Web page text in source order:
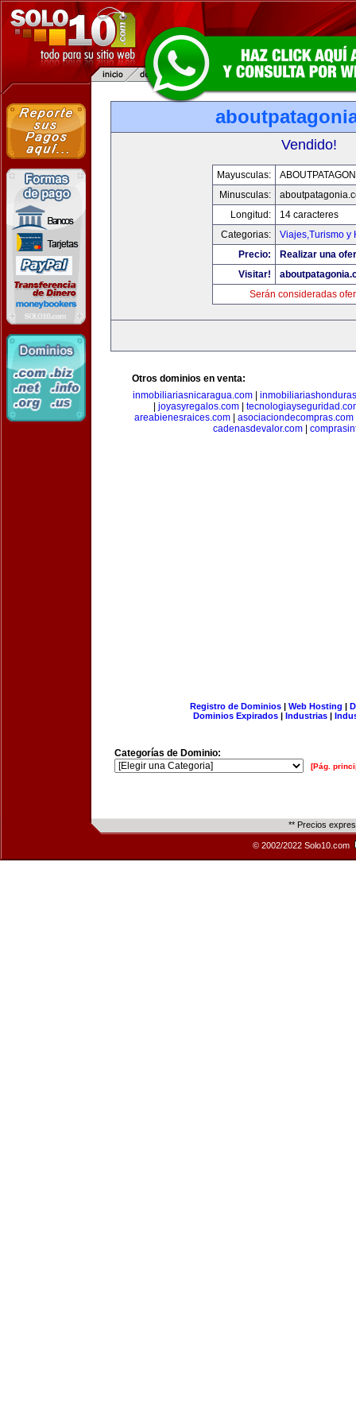
Vendido!
Mayusculas:
Minusculas:
Longitud:
14 caracteres
Categorias:
Viajes,Turismo y
Precio:
Realizar una
Visitar!
Serán consideradas
Otros dominios en venta:
inmobiliariasnicaragua.com|
joyasyregalos.com
areabienesraices.com| asociaciondecompras.com
cadenasdevalor.com
Registro de Dominios| Web Hosting |
Dominios Expirados | Industrias |
Categorías de Dominio:
[Pág.
** Precios
© 2002/2022 Solo10.com